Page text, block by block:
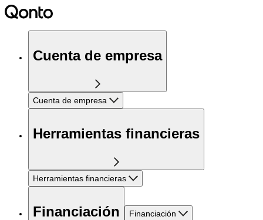
Cuenta de empresa
Cuenta de empresa
Herramientas financieras
Herramientas financieras
Financiación Financiación